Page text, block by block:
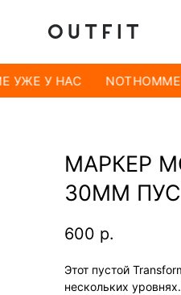
УЖЕ У НАС
МАРКЕР
30ММ
600 р.
Этот пустой
нескольких